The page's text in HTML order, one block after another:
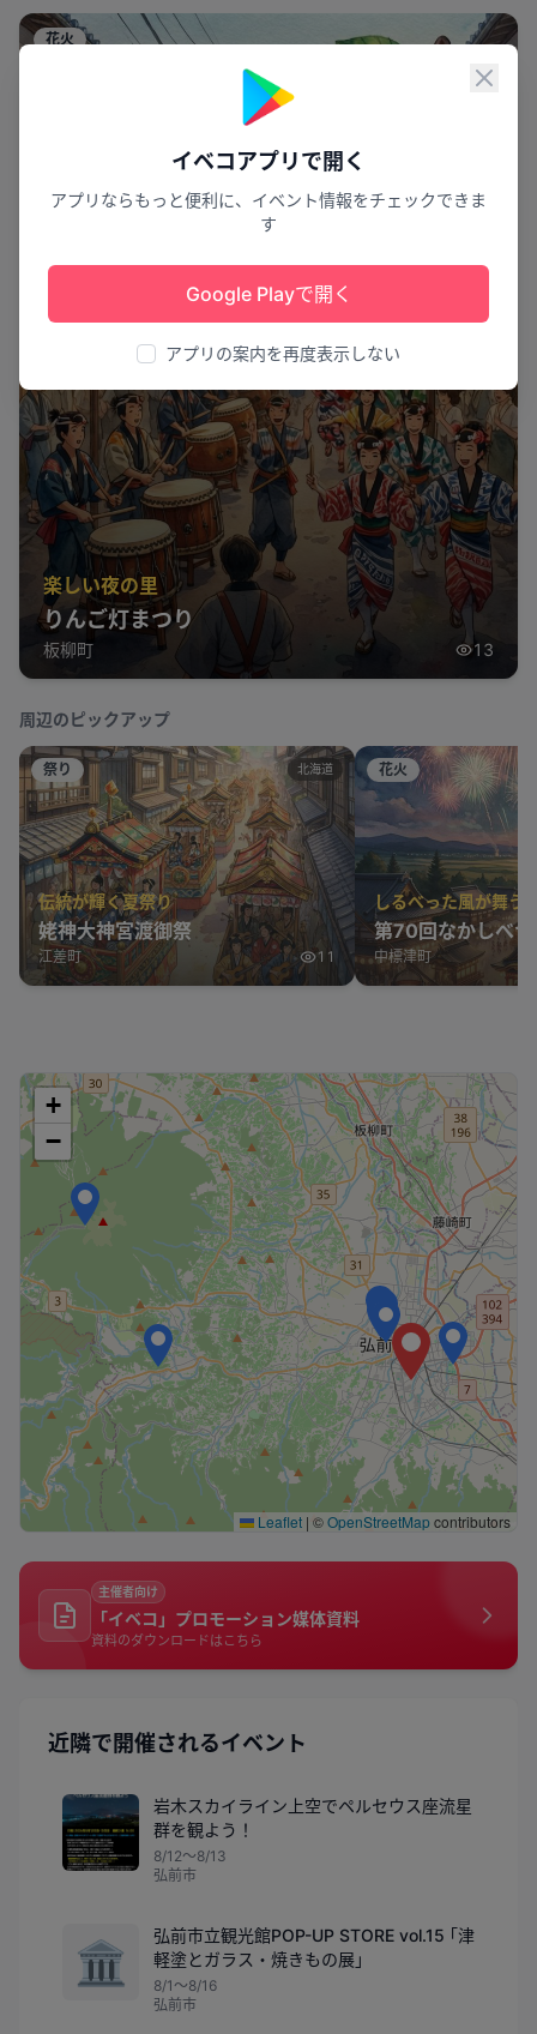
閉じ
イベコアプリで開く
アプリならもっと便利に、イベント情報をチェックできま
す
Google Playで開く
アプリの案内を再度表示しない
花火
楽しい夜の里
りんご灯まつり
板柳町 13
周辺のピックアップ
祭り 北海道
伝統が輝く夏祭り
姥神大神宮渡御祭
江差町 11
花火
しるべった風が舞う
第70回なかしべ
中標津町
+
−
Leaflet | ©OpenStreetMapcontributors
主催者向け
「イベコ」プロモーション媒体資料
資料のダウンロードはこちら
近隣で開催されるイベント
岩木スカイライン上空でペルセウス座流星
群を観よう！
8/12〜8/13
弘前市
🏛️
弘前市立観光館POP-UP STORE vol.15 ｢津
軽塗とガラス・焼きもの展｣
8/1〜8/16
弘前市